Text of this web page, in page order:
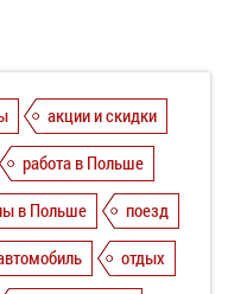
акции и скидки
работа в Польше
в Польше
поезд
отдых